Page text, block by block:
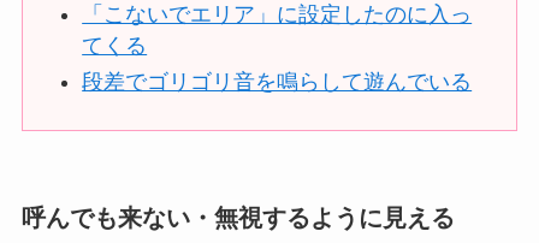
「こないでエリア」に設定したのに入っ
てくる
段差でゴリゴリ音を鳴らして遊んでいる
呼んでも来ない・無視するように見える